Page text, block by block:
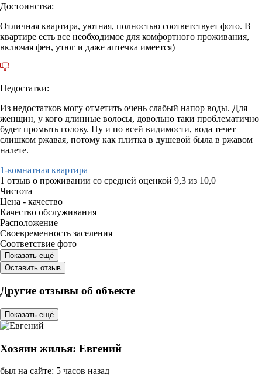
Достоинства:
Отличная квартира, уютная, полностью соответствует фото. В
квартире есть все необходимое для комфортного проживания,
включая фен, утюг и даже аптечка имеется)
Недостатки:
Из недостатков могу отметить очень слабый напор воды. Для
женщин, у кого длинные волосы, довольно таки проблематично
будет промыть голову. Ну и по всей видимости, вода течет
слишком ржавая, потому как плитка в душевой была в ржавом
налете.
1-комнатная квартира
1 отзыв о проживании со средней оценкой 9,3 из 10,0
Чистота
Цена - качество
Качество обслуживания
Расположение
Своевременность заселения
Соответствие фото
Показать ещё
Оставить отзыв
Другие отзывы об объекте
Показать ещё
Хозяин жилья: Евгений
был на сайте: 5 часов назад